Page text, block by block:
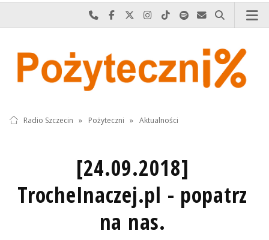
Najlepiej po prostu do nas zadzwoń
Odwiedź nas na Facebook-u
Odwiedź nas na X
Odwiedź nas na Instagram-ie
Odwiedź nas na TikTok-u
Szukaj nas na Spotify
Wyślij do nas
Szukaj
Radio Szczecin » Pożyteczni » Aktualności
[24.09.2018]
TrocheInaczej.pl - popatrz
na nas.